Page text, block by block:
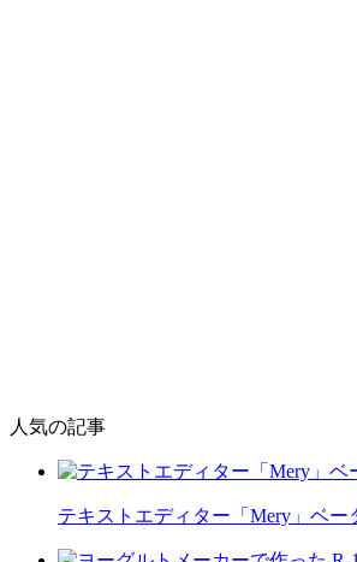
人気の記事
テキストエディター「Mery」ベー